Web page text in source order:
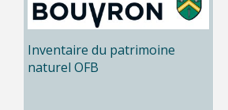
Inventaire du patrimoine
naturel OFB